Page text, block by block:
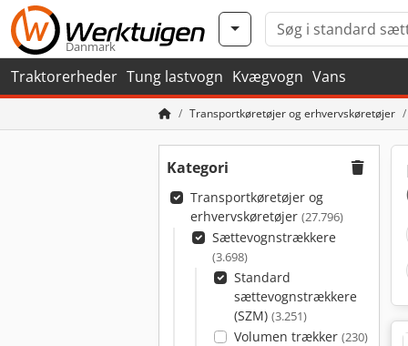
Danmark
Traktorerheder Tung lastvogn Kvægvogn Vans
Transportkøretøjer og erhvervskøretøjer
Kategori
Transportkøretøjer og
erhvervskøretøjer (27.796)
Sættevognstrækkere
(3.698)
Standard
sættevognstrækkere
(SZM) (3.251)
Volumen trækker (230)